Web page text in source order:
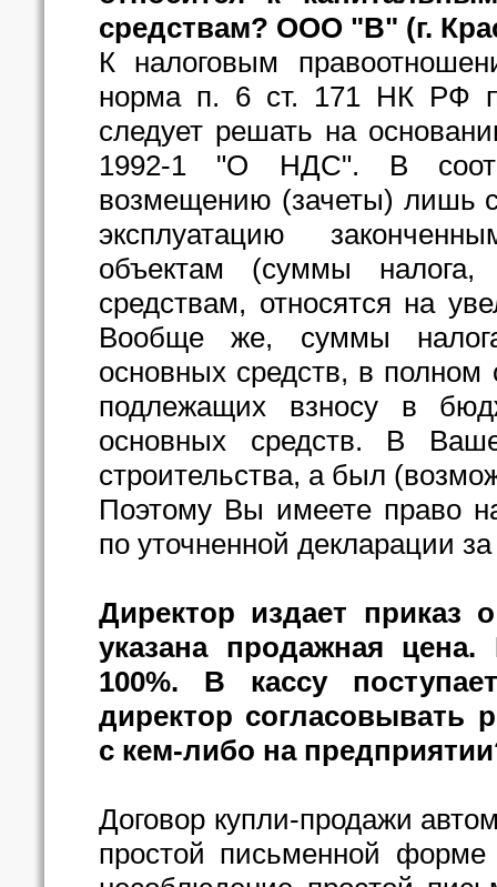
средствам? ООО "В" (г.
К налоговым
норма п. 6 ст. 171 НК РФ
следует решать на
1992-1 "О НДС". В
возмещению (зачеты) лишь
эксплуатацию
объектам (суммы
средствам, относятся на
Вообще же, суммы
основных средств, в
подлежащих взносу в
основных средств. В
строительства, а был
Поэтому Вы имеете право
по уточненной декларации
Директор издает приказ
указана продажная
100%. В кассу
директор согласовывать
с кем-либо на
Договор купли-продажи
простой письменной